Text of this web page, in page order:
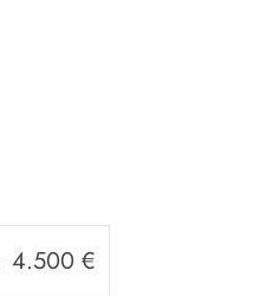
4.500 €